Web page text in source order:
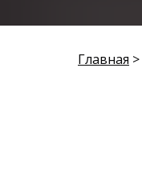
Главная >